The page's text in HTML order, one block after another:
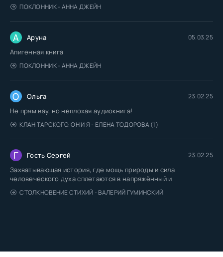
ПОКЛОННИК - АННА ДЖЕЙН
А Аруна 05.03.25
Апигенная книга
ПОКЛОННИК - АННА ДЖЕЙН
О Ольга 23.02.25
Не прям вау, но неплохая аудиокнига!
КЛАН ТАРСКОГО. ОН И Я - ЕЛЕНА ТОДОРОВА (1)
Г Гость Сергей 23.02.25
Захватывающая история, где мощь природы и сила
человеческого духа сплетаются в напряжённый и
СТОЛКНОВЕНИЕ СТИХИЙ - ВАЛЕРИЙ ГУМИНСКИЙ